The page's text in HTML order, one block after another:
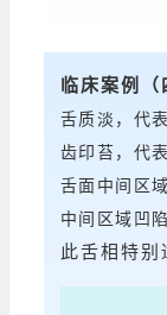
临床案例
舌质淡，代
齿印苔，代
舌面中间区
中间区域凹
此舌相特别